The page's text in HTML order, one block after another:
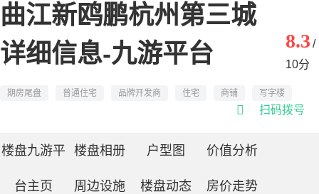
曲江新鸥鹏杭州第三城
详细信息-九游平台
8.3 /
10分
期房尾盘 普通住宅 品牌开发商 住宅 商铺 写字楼
 扫码拨号
楼盘九游平
台主页
楼盘相册 户型图 价值分析
周边设施 楼盘动态 房价走势